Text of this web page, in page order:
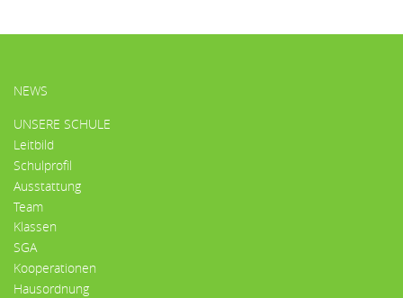
HAUPTMENÜ
NEWS
UNSERE SCHULE
Leitbild
Schulprofil
Ausstattung
Team
Klassen
SGA
Kooperationen
Hausordnung